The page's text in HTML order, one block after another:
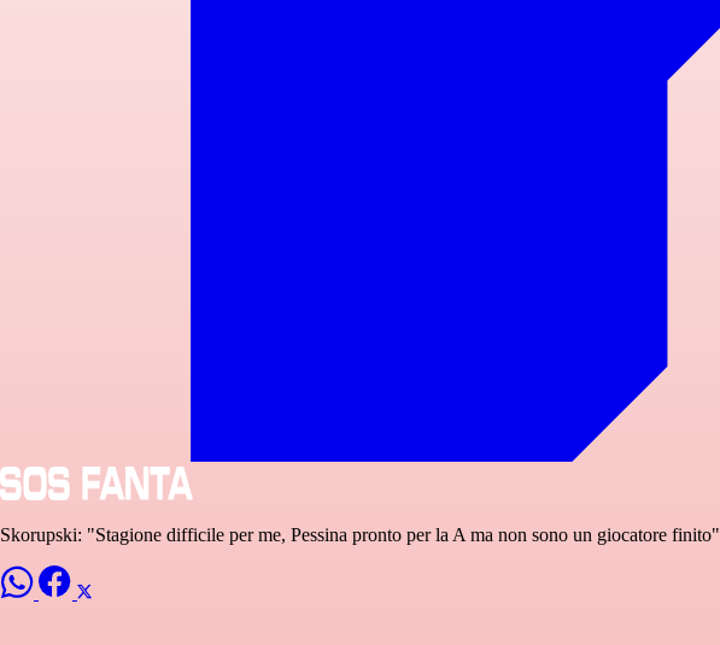
Skorupski: "Stagione difficile per me, Pessina pronto per la A ma non sono un giocatore finito"